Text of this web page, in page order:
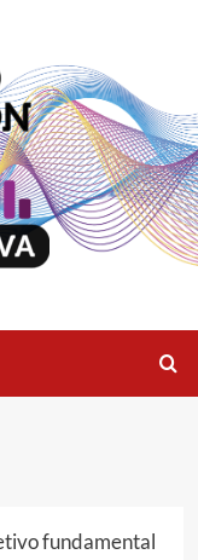
fundamental